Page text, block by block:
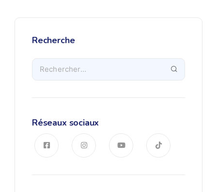
Recherche
Réseaux sociaux